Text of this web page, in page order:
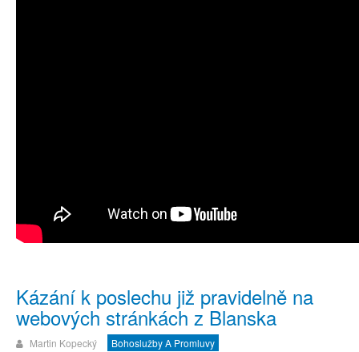
Kázání k poslechu již pravidelně na
webových stránkách z Blanska
Martin Kopecký
Bohoslužby A Promluvy